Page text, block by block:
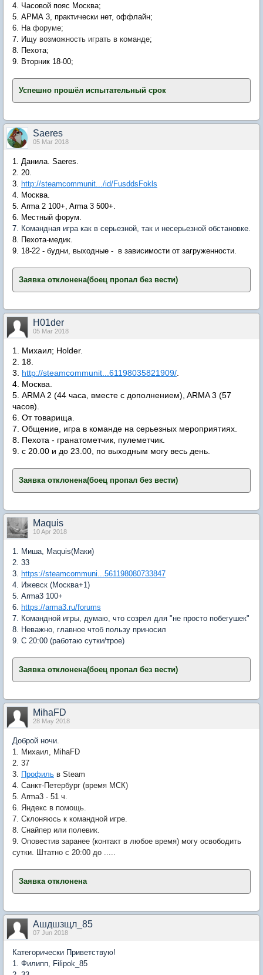
4. Часовой пояс Москва;
5. АРМА 3, практически нет, оффлайн;
6. На форуме;
7. Ищу возможность играть в команде;
8. Пехота;
9. Вторник 18-00;
Успешно прошёл испытательный срок
Saeres
05 Mar 2018
1. Данила. Saeres.
2. 20.
3. http://steamcommunit.../id/FusddsFokls
4. Москва.
5. Arma 2 100+, Arma 3 500+.
6. Местный форум.
7. Командная игра как в серьезной, так и несерьезной обстановке.
8. Пехота-медик.
9. 18-22 - будни, выходные - в зависимости от загруженности.
Заявка отклонена(боец пропал без вести)
H01der
05 Mar 2018
1. Михаил; Holder.
2. 18.
3. http://steamcommunit...61198035821909/
4. Москва.
5. ARMA 2 (44 часа, вместе с дополнением), ARMA 3 (57
часов).
6. От товарища.
7. Общение, игра в команде на серьезных мероприятиях.
8. Пехота - гранатометчик, пулеметчик.
9. с 20.00 и до 23.00, по выходным могу весь день.
Заявка отклонена(боец пропал без вести)
Maquis
10 Apr 2018
1. Миша, Maquis(Маки)
2. 33
3. https://steamcommuni...561198080733847
4. Ижевск (Москва+1)
5. Arma3 100+
6. https://arma3.ru/forums
7. Командной игры, думаю, что созрел для "не просто побегушек"
8. Неважно, главное чтоб пользу приносил
9. С 20:00 (работаю сутки/трое)
Заявка отклонена(боец пропал без вести)
MihaFD
28 May 2018
Доброй ночи.
1. Михаил, MihaFD
2. 37
3. Профиль в Steam
4. Санкт-Петербург (время МСК)
5. Arma3 - 51 ч.
6. Яндекс в помощь.
7. Склоняюсь к командной игре.
8. Снайпер или полевик.
9. Оповестив заранее (контакт в любое время) могу освободить
сутки. Штатно с 20:00 до .....
Заявка отклонена
Ашдшзщл_85
07 Jun 2018
Категорически Приветствую!
1. Филипп, Filipok_85